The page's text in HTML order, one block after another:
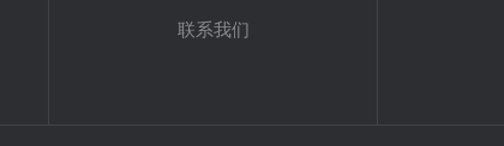
联系我们